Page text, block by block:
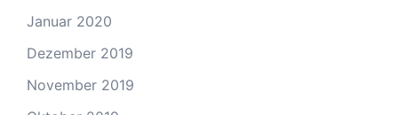
Januar 2020
Dezember 2019
November 2019